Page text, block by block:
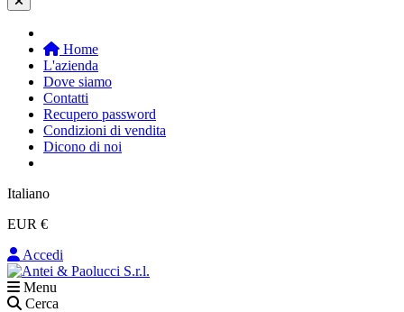
Home
L'azienda
Dove siamo
Contatti
Recupero password
Condizioni di vendita
Dicono di noi
Italiano
EUR €
Accedi
Menu
Cerca